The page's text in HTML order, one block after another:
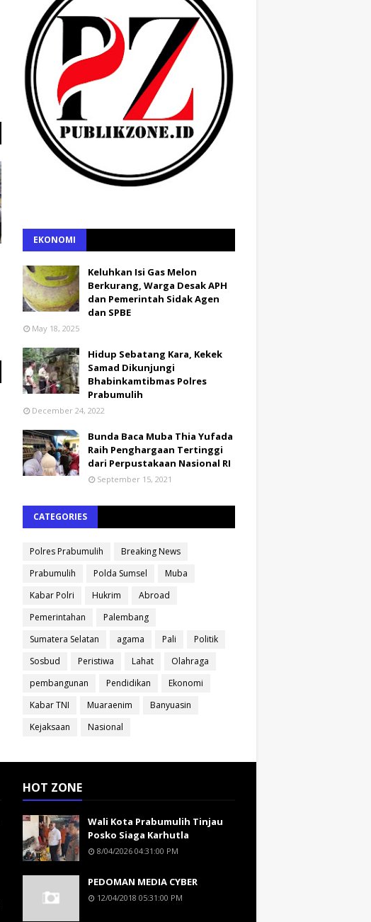
EKONOMI
Keluhkan Isi Gas Melon
Berkurang, Warga Desak APH
dan Pemerintah Sidak Agen
dan SPBE
May 18, 2025
Hidup Sebatang Kara, Kekek
Samad Dikunjungi
Bhabinkamtibmas Polres
Prabumulih
December 24, 2022
Bunda Baca Muba Thia Yufada
Raih Penghargaan Tertinggi
dari Perpustakaan Nasional RI
September 15, 2021
CATEGORIES
Polres Prabumulih
Breaking News
Prabumulih
Polda Sumsel
Muba
Kabar Polri
Hukrim
Abroad
Pemerintahan
Palembang
Sumatera Selatan
agama Pali
Politik
Sosbud
Peristiwa Lahat
Olahraga
pembangunan
Pendidikan
Ekonomi
Kabar TNI
Muaraenim
Banyuasin
Kejaksaan
Nasional
HOT ZONE
Wali Kota Prabumulih Tinjau
Posko Siaga Karhutla
8/04/2026 04:31:00 PM
PEDOMAN MEDIA CYBER
12/04/2018 05:31:00 PM